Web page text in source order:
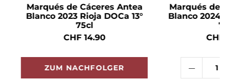
Marqués de Cáceres Antea
Blanco 2023 Rioja DOCa 13°
75cl
CHF 14.90
ZUM NACHFOLGER
Marqués de
Blanco 2024
CHF